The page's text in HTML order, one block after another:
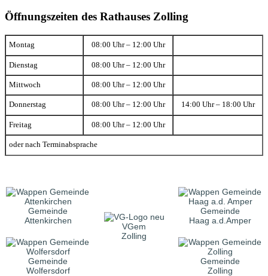
Öffnungszeiten des Rathauses Zolling
Montag 08:00 Uhr – 12:00 Uhr
Dienstag 08:00 Uhr – 12:00 Uhr
Mittwoch 08:00 Uhr – 12:00 Uhr
Donnerstag 08:00 Uhr – 12:00 Uhr 14:00 Uhr – 18:00 Uhr
Freitag 08:00 Uhr – 12:00 Uhr
oder nach Terminabsprache
Gemeinde
Attenkirchen
VGem
Zolling
Gemeinde
Haag a.d.Amper
Gemeinde
Wolfersdorf
Gemeinde
Zolling